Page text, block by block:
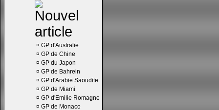
¤ GP d'Australie
¤ GP de Chine
¤ GP du Japon
¤ GP de Bahrein
¤ GP d'Arabie Saoudite
¤ GP de Miami
¤ GP d'Emilie Romagne
¤ GP de Monaco